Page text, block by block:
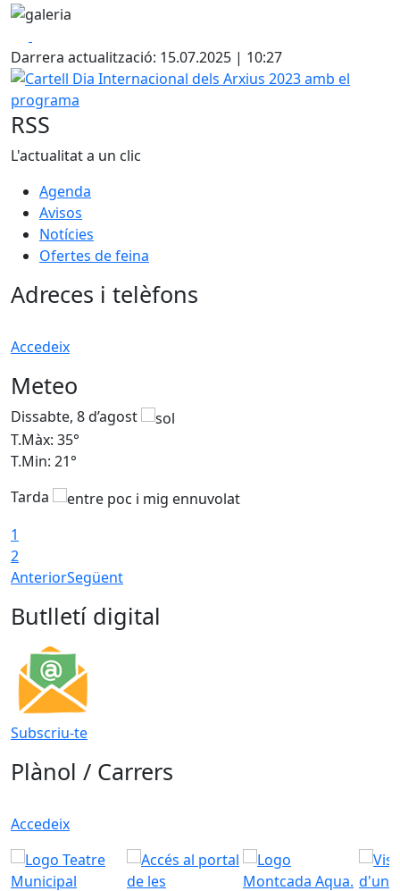
Darrera actualització: 15.07.2025 | 10:27
Cartell Dia Internacional dels Arxius 2023 amb el
RSS
L'actualitat a un clic
Agenda
Avisos
Notícies
Ofertes de feina
Adreces i telèfons
Accedeix
Meteo
Dissabte, 8 d’agost
T.Màx: 35°
T.Min: 21°
Tarda
1
2
AnteriorSegüent
Butlletí digital
Subscriu-te
Plànol / Carrers
Accedeix